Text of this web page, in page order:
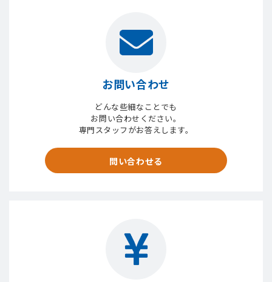
お問い合わせ
どんな些細なことでも
お問い合わせください。
専門スタッフがお答えします。
問い合わせる